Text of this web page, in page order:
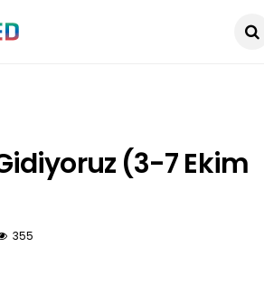
Gidiyoruz (3-7 Ekim
355